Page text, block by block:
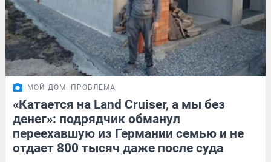
МОЙ ДОМ ПРОБЛЕМА
«Катается на Land Cruiser, а мы без
денег»: подрядчик обманул
переехавшую из Германии семью и не
отдает 800 тысяч даже после суда